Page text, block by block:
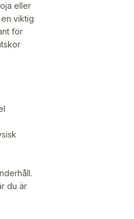
eller
viktig
för
du är